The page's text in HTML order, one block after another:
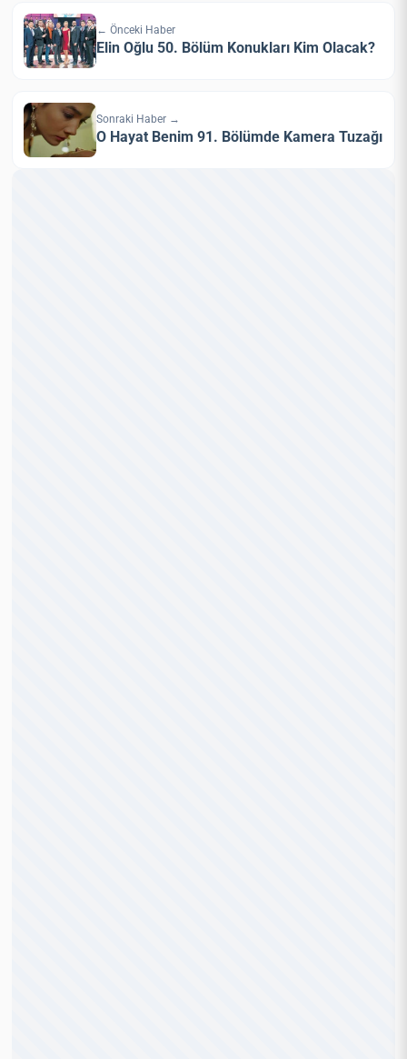
← Önceki Haber
Elin Oğlu 50. Bölüm Konukları Kim Olacak?
Sonraki Haber →
O Hayat Benim 91. Bölümde Kamera Tuzağı